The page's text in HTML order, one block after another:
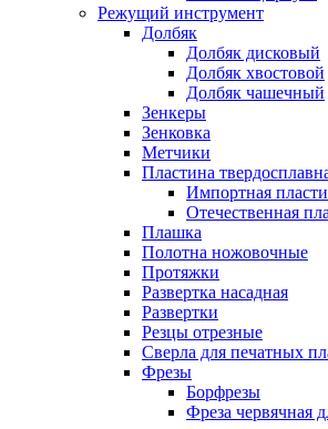
Режущий инструмент
Долбяк
Долбяк дисковый
Долбяк хвостовой
Долбяк чашечный
Зенкеры
Зенковка
Метчики
Пластина
Импортная
Отечественная
Плашка
Полотна ножовочные
Протяжки
Развертка насадная
Развертки
Резцы отрезные
Сверла для печатных
Фрезы
Борфрезы
Фреза червячная